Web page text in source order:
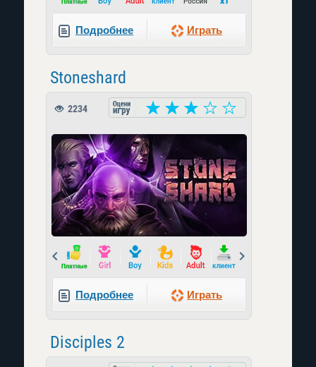
Подробнее Играть
Stoneshard
2234
Prev
Подробнее Играть
Disciples 2